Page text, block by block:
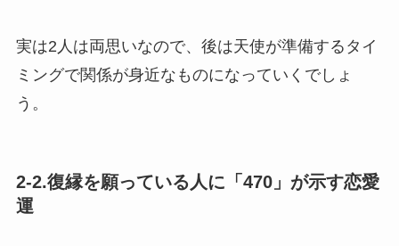
実は2人は両思いなので、後は天使が準備するタイ
ミングで関係が身近なものになっていくでしょ
う。
2-2.復縁を願っている人に「470」が示す恋愛
運